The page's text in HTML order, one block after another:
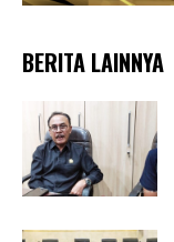
BERITA LAINNYA